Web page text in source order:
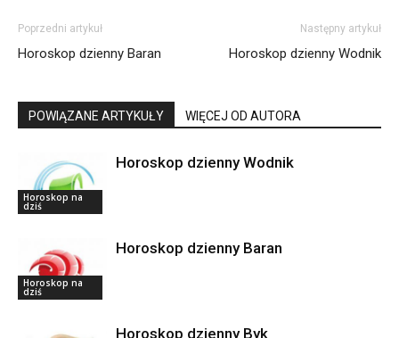
Poprzedni artykuł
Horoskop dzienny Baran
Następny artykuł
Horoskop dzienny Wodnik
POWIĄZANE ARTYKUŁY WIĘCEJ OD AUTORA
Horoskop na
dziś
Horoskop dzienny Wodnik
Horoskop na
dziś
Horoskop dzienny Baran
Horoskop dzienny Byk